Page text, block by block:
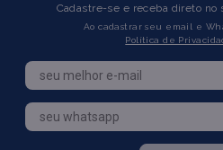
Cadastre-se e receba direto
Ao cadastrar seu email e
Política de